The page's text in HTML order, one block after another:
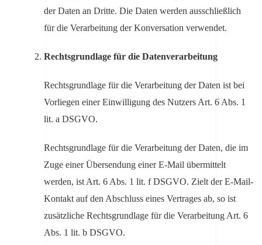
der Daten an Dritte. Die Daten werden ausschließlich
für die Verarbeitung der Konversation verwendet.
Rechtsgrundlage für die Datenverarbeitung
Rechtsgrundlage für die Verarbeitung der Daten ist bei
Vorliegen einer Einwilligung des Nutzers Art. 6 Abs. 1
lit. a DSGVO.
Rechtsgrundlage für die Verarbeitung der Daten, die im
Zuge einer Übersendung einer E-Mail übermittelt
werden, ist Art. 6 Abs. 1 lit. f DSGVO. Zielt der E-Mail-
Kontakt auf den Abschluss eines Vertrages ab, so ist
zusätzliche Rechtsgrundlage für die Verarbeitung Art. 6
Abs. 1 lit. b DSGVO.